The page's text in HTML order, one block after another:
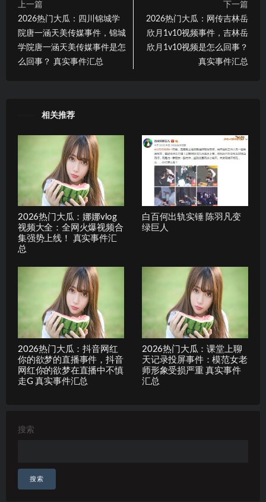
上一篇
2026热门大瓜：四川锦城学
院唐一涵天美传媒事件，锦城
学院唐一涵天美传媒事件是怎
么回事？ 真实事件汇总
下一篇
2026热门大瓜：网传吉林岳
欣月1v10视频事件，吉林岳
欣月1v10视频是怎么回事？
真实事件汇总
相关推荐
2026热门大瓜：娜娜vlog
视频大全：全网火爆视频合
集强势上线！ 真实事件汇
总
白百何出轨实锤 陈羽凡变
绿巨人
2026热门大瓜：抖音网红
你的欲梦的直播事件，抖音
网红你的欲梦在直播中不慎
走G 真实事件汇总
2026热门大瓜：课堂上聊
天记录投屏事件：模范女老
师形象受损严重 真实事件
汇总
搜索
搜索